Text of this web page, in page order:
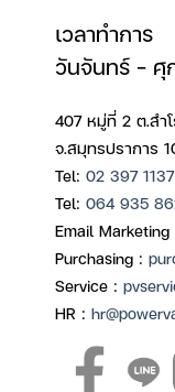
เวลาทำการ
วันจันทร์ – ศุ
407 หมู่ที่ 2 ต.สำ
จ.สมุทรปราการ
Tel: 02 397 1137
Tel: 064 935
Email Marketing
Purchasing :
Service :
HR :